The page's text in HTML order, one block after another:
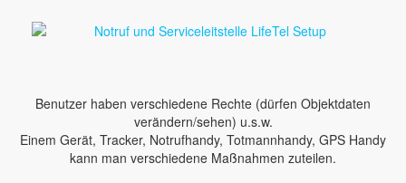
Benutzer haben verschiedene Rechte (dürfen Objektdaten
verändern/sehen) u.s.w.
Einem Gerät, Tracker, Notrufhandy, Totmannhandy, GPS Handy
kann man verschiedene Maßnahmen zuteilen.